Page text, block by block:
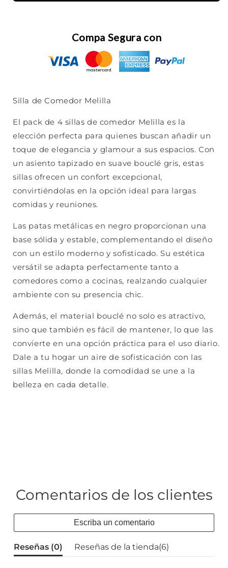
Compa Segura con
Silla de Comedor Melilla
El pack de 4 sillas de comedor Melilla es la
elección perfecta para quienes buscan añadir un
toque de elegancia y glamour a sus espacios. Con
un asiento tapizado en suave bouclé gris, estas
sillas ofrecen un confort excepcional,
convirtiéndolas en la opción ideal para largas
comidas y reuniones.
Las patas metálicas en negro proporcionan una
base sólida y estable, complementando el diseño
con un estilo moderno y sofisticado. Su estética
versátil se adapta perfectamente tanto a
comedores como a cocinas, realzando cualquier
ambiente con su presencia chic.
Además, el material bouclé no solo es atractivo,
sino que también es fácil de mantener, lo que las
convierte en una opción práctica para el uso diario.
Dale a tu hogar un aire de sofisticación con las
sillas Melilla, donde la comodidad se une a la
belleza en cada detalle.
Comentarios de los clientes
Escriba un comentario
Reseñas (0) Reseñas de la tienda(6)